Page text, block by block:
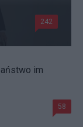
242
im
58